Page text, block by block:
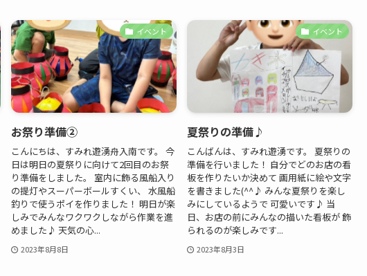
イベント
お祭り準備②
こんにちは、すみれ遊湧舟入南です。 今
日は明日の夏祭りに向けて2回目のお祭
り準備をしました。 室内に飾る風船入り
の提灯やスーパーボールすくい、 水風船
釣りで使うポイを作りました！ 明日が楽
しみでみんなワクワクしながら作業を進
めました♪ 天気の心...
2023年8月8日
イベント
夏祭りの準備♪
こんばんは、すみれ遊湧です。 夏祭りの
準備を行いました！ 自分でどのお店の看
板を作りたいか決めて 画用紙に絵や文字
を書きました(^^♪ みんな夏祭りを楽し
みにしているようで 可愛いです♪ 当
日、お店の前にみんなの描いた看板が 飾
られるのが楽しみです...
2023年8月3日